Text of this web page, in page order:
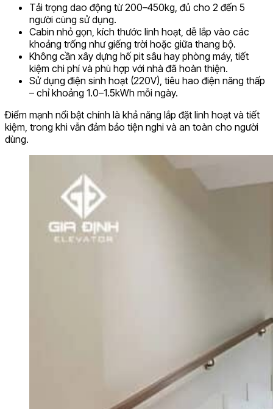
Tải trọng dao động từ 200–450kg, đủ cho 2 đến 5
người cùng sử dụng.
Cabin nhỏ gọn, kích thước linh hoạt, dễ lắp vào các
khoảng trống như giếng trời hoặc giữa thang bộ.
Không cần xây dựng hố pit sâu hay phòng máy, tiết
kiệm chi phí và phù hợp với nhà đã hoàn thiện.
Sử dụng điện sinh hoạt (220V), tiêu hao điện năng thấp
– chỉ khoảng 1.0–1.5kWh mỗi ngày.
Điểm mạnh nổi bật chính là khả năng lắp đặt linh hoạt và tiết
kiệm, trong khi vẫn đảm bảo tiện nghi và an toàn cho người
dùng.